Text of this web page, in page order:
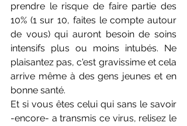
prendre le risque de faire partie des
10% (1 sur 10, faites le compte autour
de vous) qui auront besoin de soins
intensifs plus ou moins intubés. Ne
plaisantez pas, c'est gravissime et cela
arrive même à des gens jeunes et en
bonne santé.
Et si vous êtes celui qui sans le savoir
-encore- a transmis ce virus, relisez le